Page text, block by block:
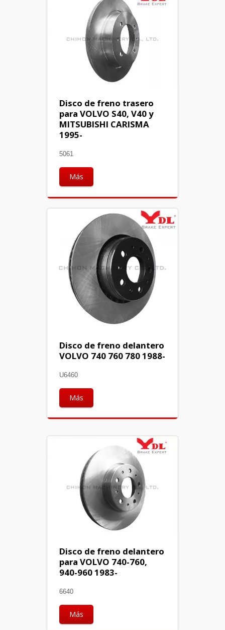
Disco de freno trasero
para VOLVO S40, V40 y
MITSUBISHI CARISMA
1995-
5061
Más
Disco de freno delantero
VOLVO 740 760 780 1988-
U6460
Más
Disco de freno delantero
para VOLVO 740-760,
940-960 1983-
6640
Más